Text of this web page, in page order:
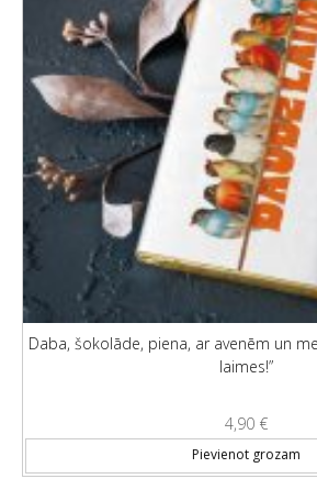
Daba, šokolāde, piena, ar avenēm un
laimes!”
4,90 €
Pievienot grozam